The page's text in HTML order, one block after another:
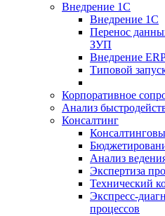
Внедрение 1С
Внедрение 1С
Перенос
ЗУП
Внедрение
Типовой
Корпоративное
Анализ
Консалтинг
Анализ
Экспертиза
Технический
Экспресс-
процессов